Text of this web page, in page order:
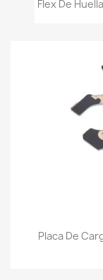
Flex De
Placa De